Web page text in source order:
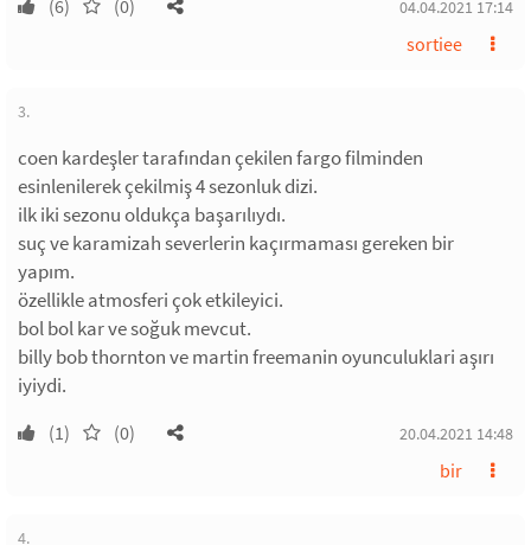
(6) (0) 04.04.2021 17:14
sortiee
3.
coen kardeşler tarafından çekilen fargo filminden
esinlenilerek çekilmiş 4 sezonluk dizi.
ilk iki sezonu oldukça başarılıydı.
suç ve karamizah severlerin kaçırmaması gereken bir
yapım.
özellikle atmosferi çok etkileyici.
bol bol kar ve soğuk mevcut.
billy bob thornton ve martin freemanin oyunculuklari aşırı
iyiydi.
(1) (0) 20.04.2021 14:48
bir
4.